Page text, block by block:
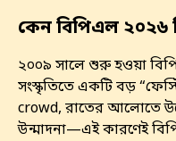
কেন বিপিএল ২০২৬
২০০৯ সালে শুরু হওয়া
সংস্কৃতিতে একটি বড়
crowd, রাতের আলোতে
উন্মাদনা—এই কারণেই